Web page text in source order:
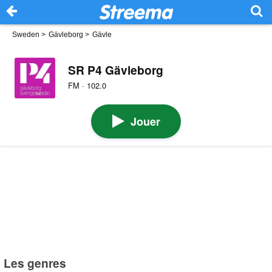
Sweden > Gävleborg > Gävle
SR P4 Gävleborg
FM · 102.0
Jouer
Les genres